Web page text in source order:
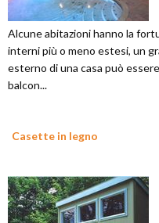
Alcune abitazioni hanno la
interni più o meno estesi, un
esterno di una casa può
balcon...
Casette in legno